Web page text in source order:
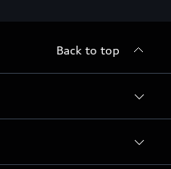
Back to top